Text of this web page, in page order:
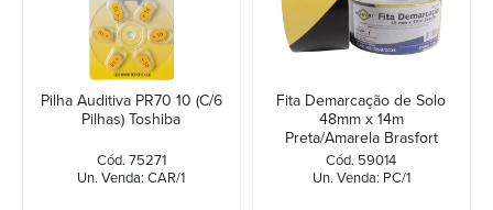
Pilha Auditiva PR70 10 (C/6
Pilhas) Toshiba
Cód. 75271
Un. Venda: CAR/1
Fita Demarcação de Solo
48mm x 14m
Preta/Amarela Brasfort
Cód. 59014
Un. Venda: PC/1